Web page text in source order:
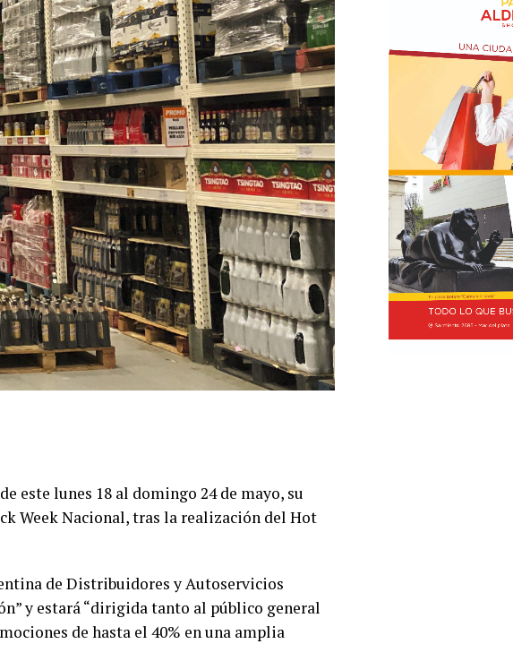
este lunes 18 al domingo 24 de mayo, su
Week Nacional, tras la realización del Hot
de Distribuidores y Autoservicios
y estará “dirigida tanto al público general
de hasta el 40% en una amplia